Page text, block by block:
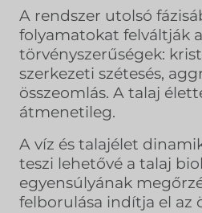
A rendszer utolsó
folyamatokat felváltják
törvényszerűségek:
szerkezeti szétesés,
összeomlás. A talaj
átmenetileg.
A víz és talajélet
teszi lehetővé a talaj
egyensúlyának
felborulása indítja el az